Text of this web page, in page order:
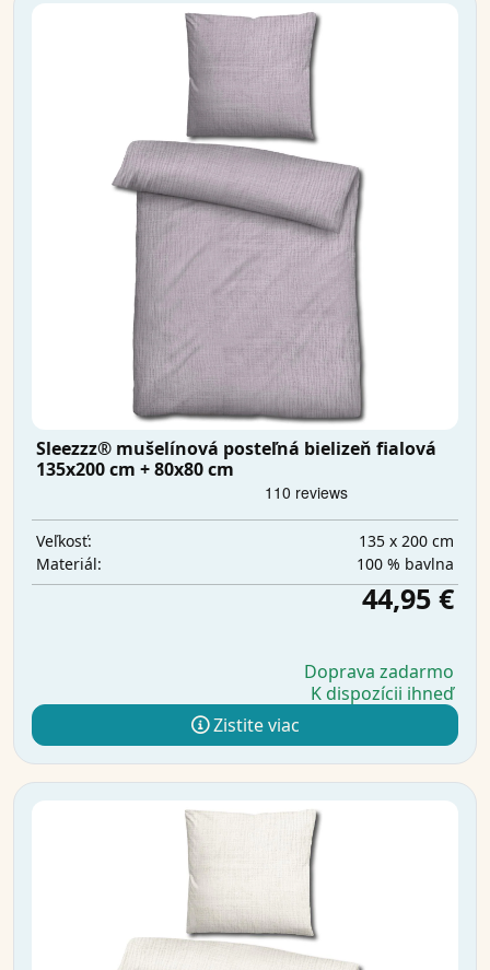
Sleezzz® mušelínová posteľná bielizeň fialová
135x200 cm + 80x80 cm
Veľkosť:
135 x 200 cm
Materiál:
100 % bavlna
44,95 €
Doprava zadarmo
K dispozícii ihneď
Zistite viac